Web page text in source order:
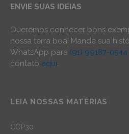
ENVIE SUAS IDEIAS
Queremos conhecer bons
nossa terra boa! Mande sua
WhatsApp para (91) 99187-0544
contato aqui.
LEIA NOSSAS MATÉRIAS
COP30